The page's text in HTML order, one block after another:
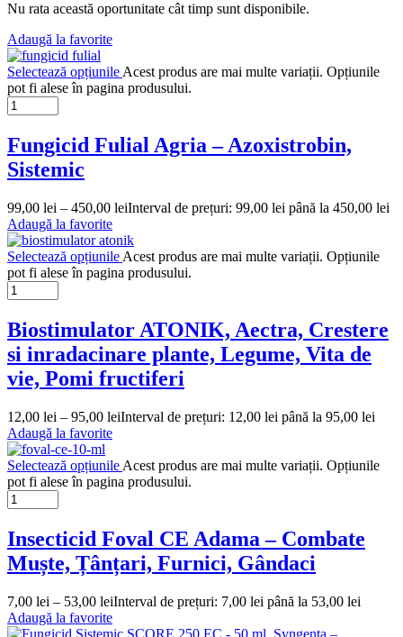
Nu rata această oportunitate cât timp sunt disponibile.
Adaugă la favorite
Selectează opțiunile Acest produs are mai multe variații. Opțiunile
pot fi alese în pagina produsului.
Fungicid Fulial Agria – Azoxistrobin,
Sistemic
99,00 lei – 450,00 leiInterval de prețuri: 99,00 lei până la 450,00 lei
Adaugă la favorite
Selectează opțiunile Acest produs are mai multe variații. Opțiunile
pot fi alese în pagina produsului.
Biostimulator ATONIK, Aectra, Crestere
si inradacinare plante, Legume, Vita de
vie, Pomi fructiferi
12,00 lei – 95,00 leiInterval de prețuri: 12,00 lei până la 95,00 lei
Adaugă la favorite
Selectează opțiunile Acest produs are mai multe variații. Opțiunile
pot fi alese în pagina produsului.
Insecticid Foval CE Adama – Combate
Muște, Țânțari, Furnici, Gândaci
7,00 lei – 53,00 leiInterval de prețuri: 7,00 lei până la 53,00 lei
Adaugă la favorite